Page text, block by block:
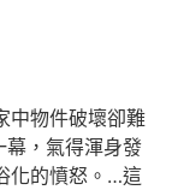
中物件破壞卻難
，氣得渾身發
化的憤怒。…這